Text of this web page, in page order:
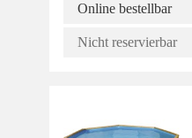
Online bestellbar
Nicht reservierbar